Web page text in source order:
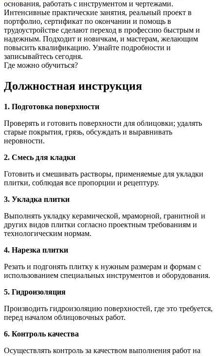
основания, работать с инструментом и чертежами.
Интенсивные практические занятия, реальный проект в
портфолио, сертификат по окончании и помощь в
трудоустройстве сделают переход в профессию быстрым и
надежным. Подходит и новичкам, и мастерам, желающим
повысить квалификацию. Узнайте подробности и
записывайтесь сегодня.
Где можно обучиться?
Должностная инструкция
1. Подготовка поверхности
Проверять и готовить поверхности для облицовки; удалять
старые покрытия, грязь, обсуждать и выравнивать
неровности.
2. Смесь для кладки
Готовить и смешивать растворы, применяемые для укладки
плитки, соблюдая все пропорции и рецептуру.
3. Укладка плитки
Выполнять укладку керамической, мраморной, гранитной и
других видов плитки согласно проектным требованиям и
технологическим нормам.
4. Нарезка плитки
Резать и подгонять плитку к нужным размерам и формам с
использованием специальных инструментов и оборудования.
5. Гидроизоляция
Производить гидроизоляцию поверхностей, где это требуется,
перед началом облицовочных работ.
6. Контроль качества
Осуществлять контроль за качеством выполнения работ на